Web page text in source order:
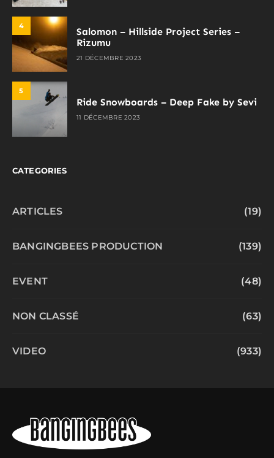
4
Salomon – Hillside Project Series –
Rizumu
21 DÉCEMBRE 2023
5
Ride Snowboards – Deep Fake by Sevi
11 DÉCEMBRE 2023
CATEGORIES
ARTICLES (19)
BANGINGBEES PRODUCTION (139)
EVENT (48)
NON CLASSÉ (63)
VIDEO (933)